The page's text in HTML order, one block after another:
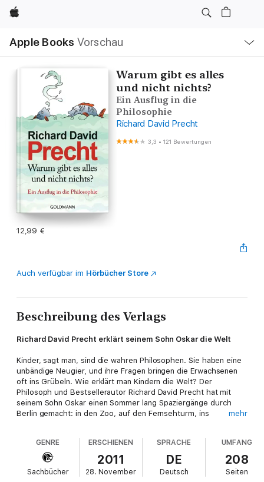
Apple
Apple Books Vorschau
Navigation
Menü
öffnen
Warum gibt es alles
und nicht nichts?
Ein Ausflug in die
Philosophie
Richard David Precht
3,3 •121 Bewertungen
12,99 €
Auch verfügbar im Hörbücher Store
Beschreibung des Verlags
Richard David Precht erklärt seinem Sohn Oskar die Welt
Kinder, sagt man, sind die wahren Philosophen. Sie haben eine
unbändige Neugier, und ihre Fragen bringen die Erwachsenen
oft ins Grübeln. Wie erklärt man Kindern die Welt? Der
Philosoph und Bestsellerautor Richard David Precht hat mit
seinem Sohn Oskar einen Sommer lang Spaziergänge durch
Berlin gemacht: in den Zoo, auf den Fernsehturm, ins
man Tiere essen?“ oder „Warum haben Menschen Sorgen?“.
Auf spielerische Art und Weise und mit vielen Geschichten
zeigt Precht den Kindern unsere Welt und hilft ihnen, sie
besser zu verstehen. Nach „Wer bin ich und wenn ja, wie
mehr
GENRE
Sachbücher
ERSCHIENEN
2011
28. November
SPRACHE
DE
Deutsch
UMFANG
208
Seiten